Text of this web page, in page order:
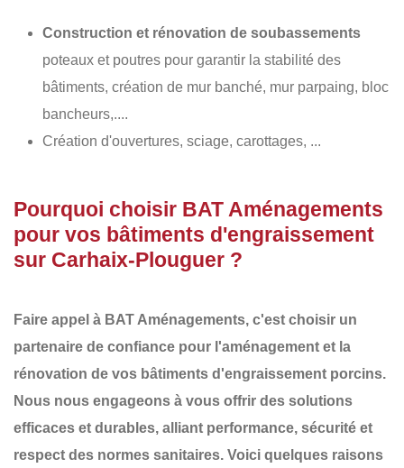
Construction et rénovation de soubassements
poteaux et poutres pour garantir la stabilité des
bâtiments, création de mur banché, mur parpaing, bloc
bancheurs,....
Création d'ouvertures, sciage, carottages, ...
Pourquoi choisir BAT Aménagements
pour vos bâtiments d'engraissement
sur Carhaix-Plouguer ?
Faire appel à BAT Aménagements, c'est choisir un
partenaire de confiance pour l'aménagement et la
rénovation de vos bâtiments d'engraissement porcins.
Nous nous engageons à vous offrir des solutions
efficaces et durables, alliant performance, sécurité et
respect des normes sanitaires. Voici quelques raisons